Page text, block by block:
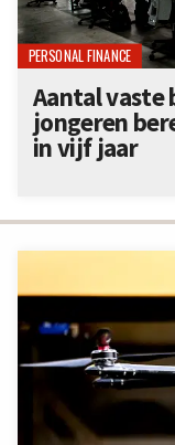
PERSONAL FINANCE
Aantal vaste
jongeren
in vijf jaar